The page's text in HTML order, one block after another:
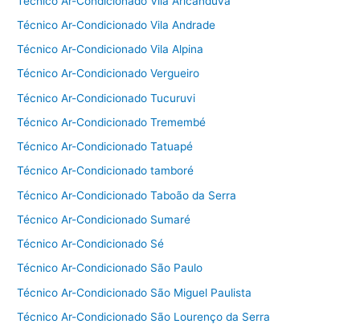
Técnico Ar-Condicionado Vila Andrade
Técnico Ar-Condicionado Vila Alpina
Técnico Ar-Condicionado Vergueiro
Técnico Ar-Condicionado Tucuruvi
Técnico Ar-Condicionado Tremembé
Técnico Ar-Condicionado Tatuapé
Técnico Ar-Condicionado tamboré
Técnico Ar-Condicionado Taboão da Serra
Técnico Ar-Condicionado Sumaré
Técnico Ar-Condicionado Sé
Técnico Ar-Condicionado São Paulo
Técnico Ar-Condicionado São Miguel Paulista
Técnico Ar-Condicionado São Lourenço da Serra